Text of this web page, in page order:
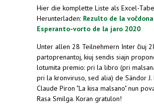
Hier die komplette Liste als Excel-
Herunterladen: Rezulto de la
Esperanto-vorto de la jaro 2020
Unter allen 28 Teilnehmern Inter ĉiuj
partoprenantoj, kiuj sendis siajn
lotumita premio: pri la libro (pri
pri la kronviruso, sed alia) de Sándor J.
Claude Piron "La kisa malsano" nun
Rasa Smilga. Koran gratulon!